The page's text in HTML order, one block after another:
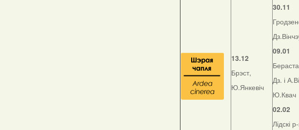
13.12
Брэст,
Ю.Янкевіч
30.11
09.01
Дз. і
Ю.Квач
02.02
Лідскі